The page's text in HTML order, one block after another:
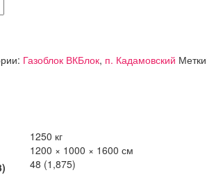
Газоблок ВКБлок, п. Кадамовский
1250 кг
1200 × 1000 × 1600 см
48 (1,875)